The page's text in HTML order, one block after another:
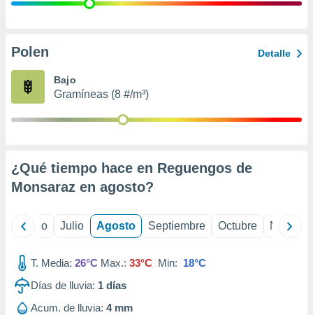
e
publicidad
Polen Detalle
Bajo
Gramíneas (8 #/m³)
¿Qué tiempo hace en Reguengos de
Monsaraz en agosto?
Junio Julio Agosto Septiembre Octubre
T. Media: 26°C Max.: 33°C Min: 18°C
Días de lluvia: 1 días
Acum. de lluvia: 4 mm